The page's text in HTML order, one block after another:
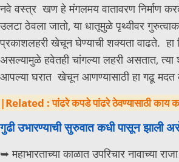
नवे वस्त्र खण हे मंगलमय वातावरण निर्माण
उलटा ठेवला जातो, या धातूमुळे पृथ्वीवर
प्रकाशलहरी खेचून घेण्याची शक्यता वाढते. हा
असल्यामुळे हवेतही चांगल्या लहरी असतात,
आपल्या घरात खेचून आणण्यासाठी हा गढू मदत
|Related : पांढरे कपडे पांढरे ठेवण्यासाठी काय
गुढी उभारण्याची सुरुवात कधी पासून झाली
➥ महाभारताच्या काळात उपरिचार नावाच्या